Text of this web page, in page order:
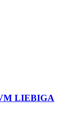
LIEBIGA